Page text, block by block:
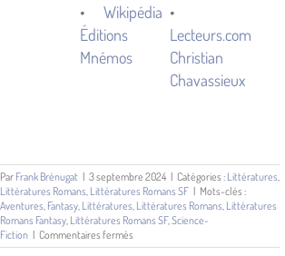
•Wikipédia
Éditions
Mnémos
•
Lecteurs.com
Christian
Chavassieux
Par Frank Brénugat | 3 septembre 2024 | Catégories : Littératures
Littératures Romans Littératures Romans SF | Mots-clés :
Aventures Fantasy Littératures Littératures Romans Littératures
Romans Fantasy Littératures Romans SF, Science-
Fiction | Commentaires fermés
Les